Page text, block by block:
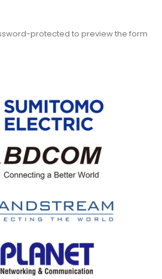
protected to preview the form